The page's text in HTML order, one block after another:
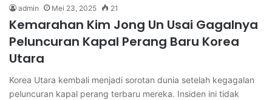
admin Mei 23, 2025 21
Kemarahan Kim Jong Un Usai Gagalnya
Peluncuran Kapal Perang Baru Korea
Utara
Korea Utara kembali menjadi sorotan dunia setelah kegagalan
peluncuran kapal perang terbaru mereka. Insiden ini tidak